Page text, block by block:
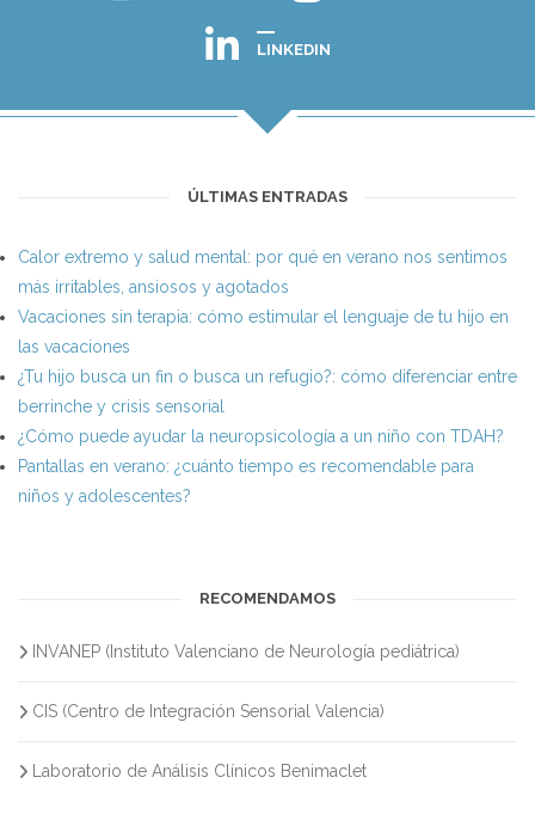
LINKEDIN
ÚLTIMAS ENTRADAS
Calor extremo y salud mental: por qué en verano nos sentimos
más irritables, ansiosos y agotados
Vacaciones sin terapia: cómo estimular el lenguaje de tu hijo en
las vacaciones
¿Tu hijo busca un fin o busca un refugio?: cómo diferenciar entre
berrinche y crisis sensorial
¿Cómo puede ayudar la neuropsicología a un niño con TDAH?
Pantallas en verano: ¿cuánto tiempo es recomendable para
niños y adolescentes?
RECOMENDAMOS
INVANEP (Instituto Valenciano de Neurología pediátrica)
CIS (Centro de Integración Sensorial Valencia)
Laboratorio de Análisis Clínicos Benimaclet